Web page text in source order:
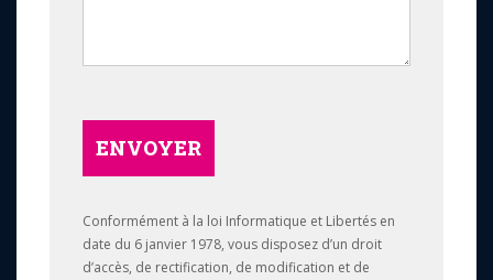
ENVOYER
Conformément à la loi Informatique et Libertés en
date du 6 janvier 1978, vous disposez d’un droit
d’accès, de rectification, de modification et de